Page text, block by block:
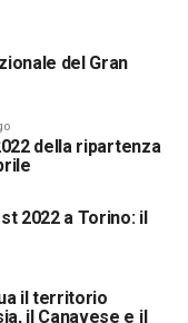
del Gran
della ripartenza
2022 a Torino: il
il territorio
il Canavese e il